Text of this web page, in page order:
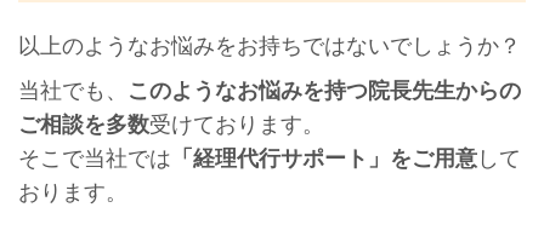
以上のようなお悩みをお持ちではないでしょうか？
当社でも、
このようなお悩みを持つ院長先生からの
ご相談を多数受けております。
そこで当社では 「経理代行サポート」をご用意して
おります。